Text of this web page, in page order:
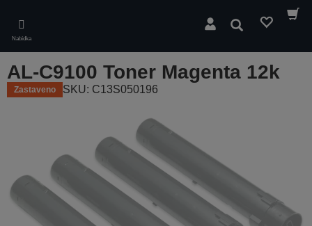
main
content
Nabídka
Hledat
AL-C9100 Toner Magenta 12k
Zastaveno SKU: C13S050196